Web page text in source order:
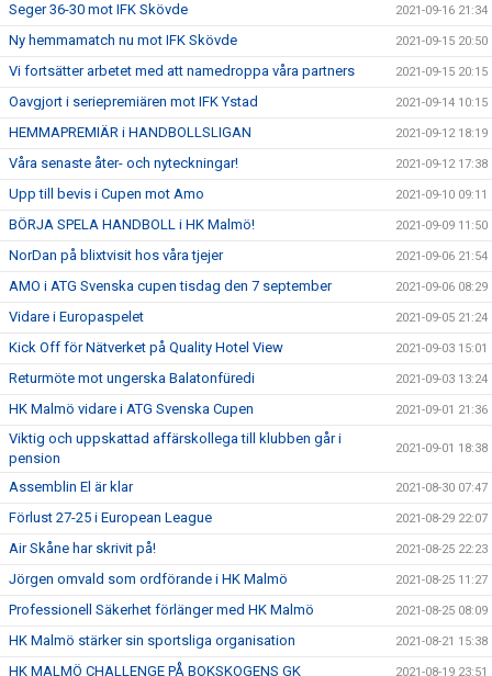
Seger 36-30 mot IFK Skövde 2021-09-16 21:34
Ny hemmamatch nu mot IFK Skövde 2021-09-15 20:50
Vi fortsätter arbetet med att namedroppa våra partners 2021-09-15 20:15
Oavgjort i seriepremiären mot IFK Ystad 2021-09-14 10:15
HEMMAPREMIÄR i HANDBOLLSLIGAN 2021-09-12 18:19
Våra senaste åter- och nyteckningar! 2021-09-12 17:38
Upp till bevis i Cupen mot Amo 2021-09-10 09:11
BÖRJA SPELA HANDBOLL i HK Malmö! 2021-09-09 11:50
NorDan på blixtvisit hos våra tjejer 2021-09-06 21:54
AMO i ATG Svenska cupen tisdag den 7 september 2021-09-06 08:29
Vidare i Europaspelet 2021-09-05 21:24
Kick Off för Nätverket på Quality Hotel View 2021-09-03 15:01
Returmöte mot ungerska Balatonfüredi 2021-09-03 13:24
HK Malmö vidare i ATG Svenska Cupen 2021-09-01 21:36
Viktig och uppskattad affärskollega till klubben går i
pension
2021-09-01 18:38
Assemblin El är klar 2021-08-30 07:47
Förlust 27-25 i European League 2021-08-29 22:07
Air Skåne har skrivit på! 2021-08-25 22:23
Jörgen omvald som ordförande i HK Malmö 2021-08-25 11:27
Professionell Säkerhet förlänger med HK Malmö 2021-08-25 08:09
HK Malmö stärker sin sportsliga organisation 2021-08-21 15:38
HK MALMÖ CHALLENGE PÅ BOKSKOGENS GK 2021-08-19 23:51